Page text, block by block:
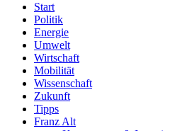
Start
Politik
Energie
Umwelt
Wirtschaft
Mobilität
Wissenschaft
Zukunft
Tipps
Franz Alt